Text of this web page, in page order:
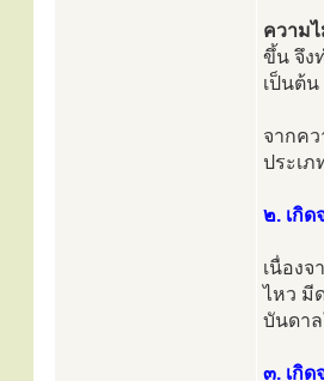
ความ
ขึ้น จึง
เป็นต้น
จากค
ประเ
๒. เกิด
เนื่อง
ไหว มี
บันดาล
๓. เกิด